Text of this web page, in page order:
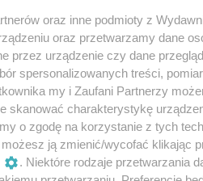
Zachód i Chomentowo
oddane do ruchu jeszczew tym
fragment łączący już
dyspozycji będą dwa MOP-y:
oraz inne podmioty z
oraz przetwarzamy dane
przez urządzenie czy dane
spersonalizowanych treści,
my i Zaufani Partnerzy
skanować charakterystykę
o zgodę na korzystanie z tych
ją zmienić/wycofać klikając
. Niektóre rodzaje przetwarzania